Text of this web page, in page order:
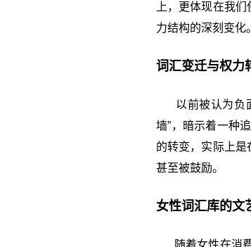
上，更体现在我
力结构的深刻变化。
词汇变迁与权力
以前被认为负面
墙”，暗示着一种
的转变，实际上是
甚至被鼓励。
女性词汇库的文
随着女性在消费